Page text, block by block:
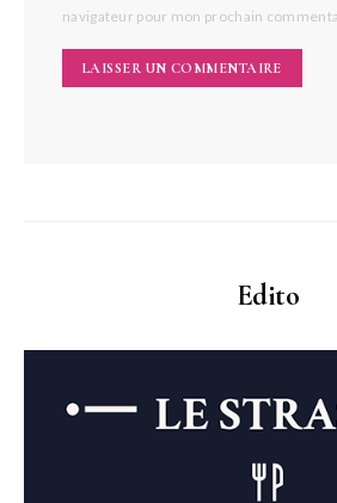
navigateur pour mon prochain
Edito